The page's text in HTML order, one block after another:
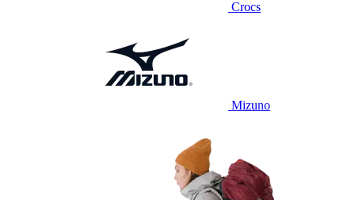
Crocs
Mizuno